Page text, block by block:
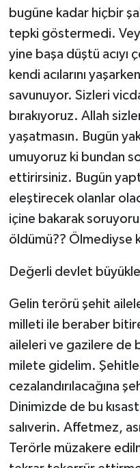
bugüne kadar hiçbir
tepki göstermedi.
yine başa düştü acıyı
kendi acılarını
savunuyor. Sizleri
bırakıyoruz. Allah
yaşatmasın. Bugün
umuyoruz ki bundan
ettirirsiniz. Bugün
eleştirecek olanlar
içine bakarak
öldümü?? Ölmediyse
Değerli devlet
Gelin terörü şehit
milleti ile beraber
aileleri ve gazilere de
milete gidelim.
cezalandırılacağına
Dinimizde de bu
salıverin. Affetmez,
Terörle müzakere